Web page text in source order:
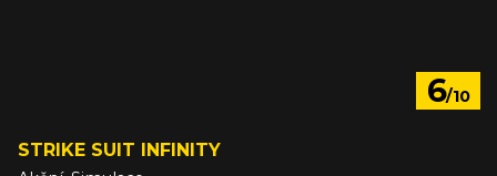
6/10
STRIKE SUIT INFINITY